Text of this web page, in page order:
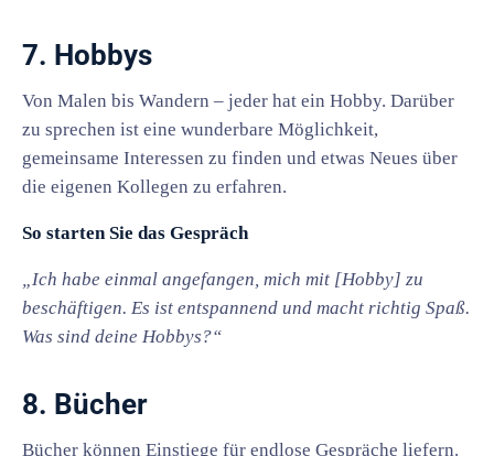
7. Hobbys
Von Malen bis Wandern – jeder hat ein Hobby. Darüber
zu sprechen ist eine wunderbare Möglichkeit,
gemeinsame Interessen zu finden und etwas Neues über
die eigenen Kollegen zu erfahren.
So starten Sie das Gespräch
„Ich habe einmal angefangen, mich mit [Hobby] zu
beschäftigen. Es ist entspannend und macht richtig Spaß.
Was sind deine Hobbys?“
8. Bücher
Bücher können Einstiege für endlose Gespräche liefern.